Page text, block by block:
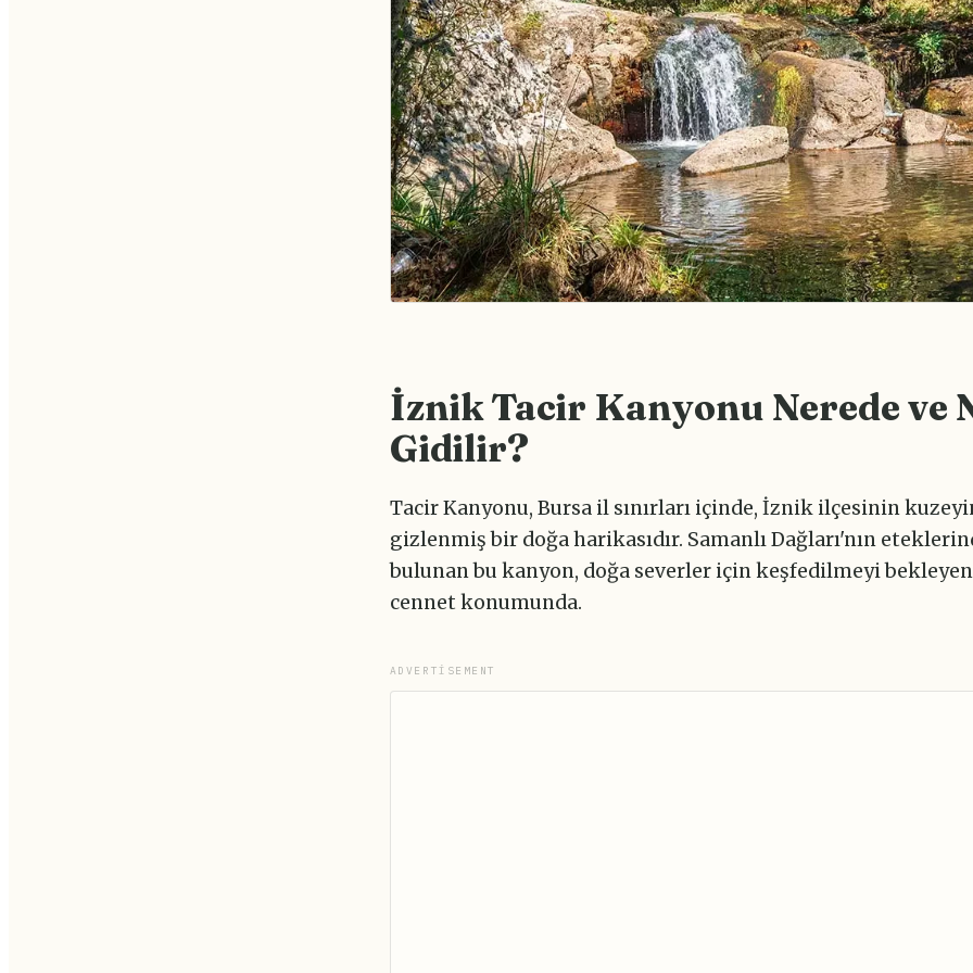
İznik Tacir Kanyonu Nerede ve
Gidilir?
Tacir Kanyonu, Bursa il sınırları içinde, İznik ilçesinin
gizlenmiş bir doğa harikasıdır. Samanlı Dağları'nın
bulunan bu kanyon, doğa severler için keşfedilmeyi
cennet konumunda.
ADVERTISEMENT